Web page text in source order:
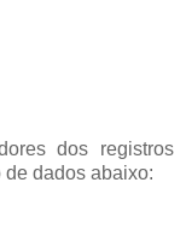
dos registros
de dados abaixo: